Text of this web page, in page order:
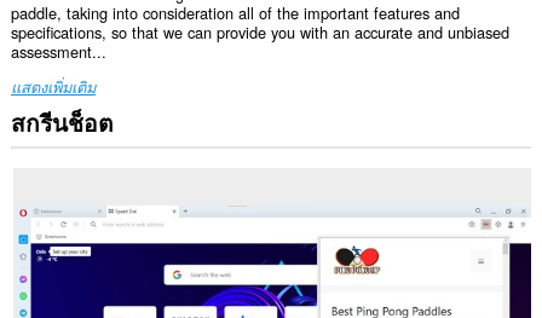
paddle, taking into consideration all of the important features and
specifications, so that we can provide you with an accurate and unbiased
assessment...
แสดงเพิ่มเติม
สกรีนช็อต